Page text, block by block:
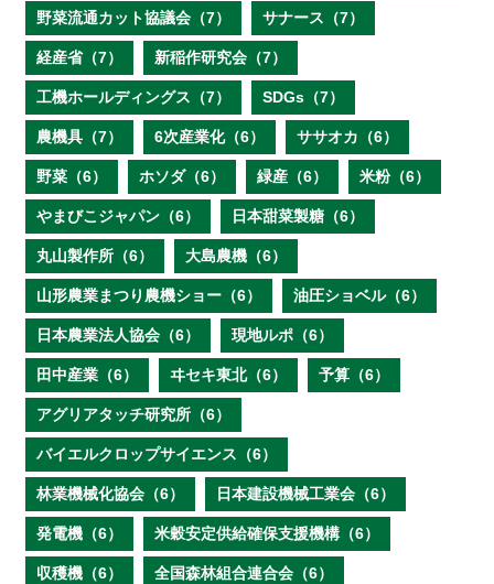
野菜流通カット協議会（7） サナース（7）
経産省（7） 新稲作研究会（7）
工機ホールディングス（7） SDGs（7）
農機具（7） 6次産業化（6） ササオカ（6）
野菜（6） ホソダ（6） 緑産（6） 米粉（6）
やまびこジャパン（6） 日本甜菜製糖（6）
丸山製作所（6） 大島農機（6）
山形農業まつり農機ショー（6） 油圧ショベル（6）
日本農業法人協会（6） 現地ルポ（6）
田中産業（6） ヰセキ東北（6） 予算（6）
アグリアタッチ研究所（6）
バイエルクロップサイエンス（6）
林業機械化協会（6） 日本建設機械工業会（6）
発電機（6） 米穀安定供給確保支援機構（6）
収穫機（6） 全国森林組合連合会（6）